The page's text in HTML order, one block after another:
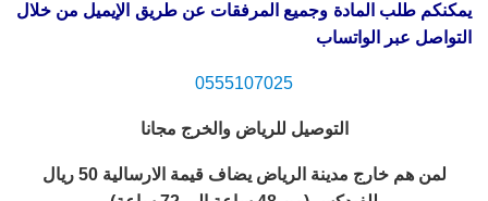
يمكنكم طلب المادة وجميع المرفقات عن طريق الإيميل من خلال
التواصل عبر الواتساب
0555107025
التوصيل للرياض والخرج مجانا
لمن هم خارج مدينة الرياض يضاف قيمة الارسالية 50 ريال